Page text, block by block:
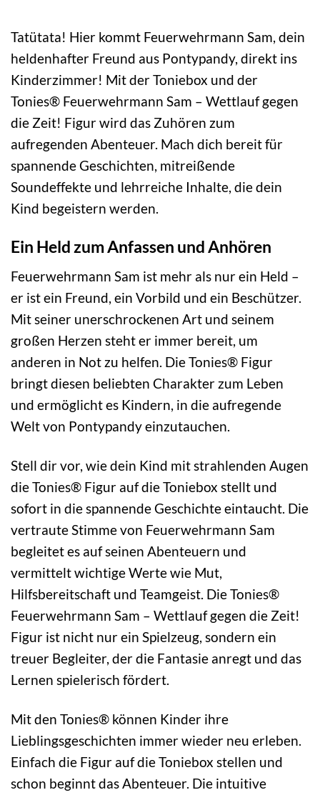
Tatütata! Hier kommt Feuerwehrmann Sam, dein
heldenhafter Freund aus Pontypandy, direkt ins
Kinderzimmer! Mit der Toniebox und der
Tonies® Feuerwehrmann Sam – Wettlauf gegen
die Zeit! Figur wird das Zuhören zum
aufregenden Abenteuer. Mach dich bereit für
spannende Geschichten, mitreißende
Soundeffekte und lehrreiche Inhalte, die dein
Kind begeistern werden.
Ein Held zum Anfassen und Anhören
Feuerwehrmann Sam ist mehr als nur ein Held –
er ist ein Freund, ein Vorbild und ein Beschützer.
Mit seiner unerschrockenen Art und seinem
großen Herzen steht er immer bereit, um
anderen in Not zu helfen. Die Tonies® Figur
bringt diesen beliebten Charakter zum Leben
und ermöglicht es Kindern, in die aufregende
Welt von Pontypandy einzutauchen.
Stell dir vor, wie dein Kind mit strahlenden Augen
die Tonies® Figur auf die Toniebox stellt und
sofort in die spannende Geschichte eintaucht. Die
vertraute Stimme von Feuerwehrmann Sam
begleitet es auf seinen Abenteuern und
vermittelt wichtige Werte wie Mut,
Hilfsbereitschaft und Teamgeist. Die Tonies®
Feuerwehrmann Sam – Wettlauf gegen die Zeit!
Figur ist nicht nur ein Spielzeug, sondern ein
treuer Begleiter, der die Fantasie anregt und das
Lernen spielerisch fördert.
Mit den Tonies® können Kinder ihre
Lieblingsgeschichten immer wieder neu erleben.
Einfach die Figur auf die Toniebox stellen und
schon beginnt das Abenteuer. Die intuitive